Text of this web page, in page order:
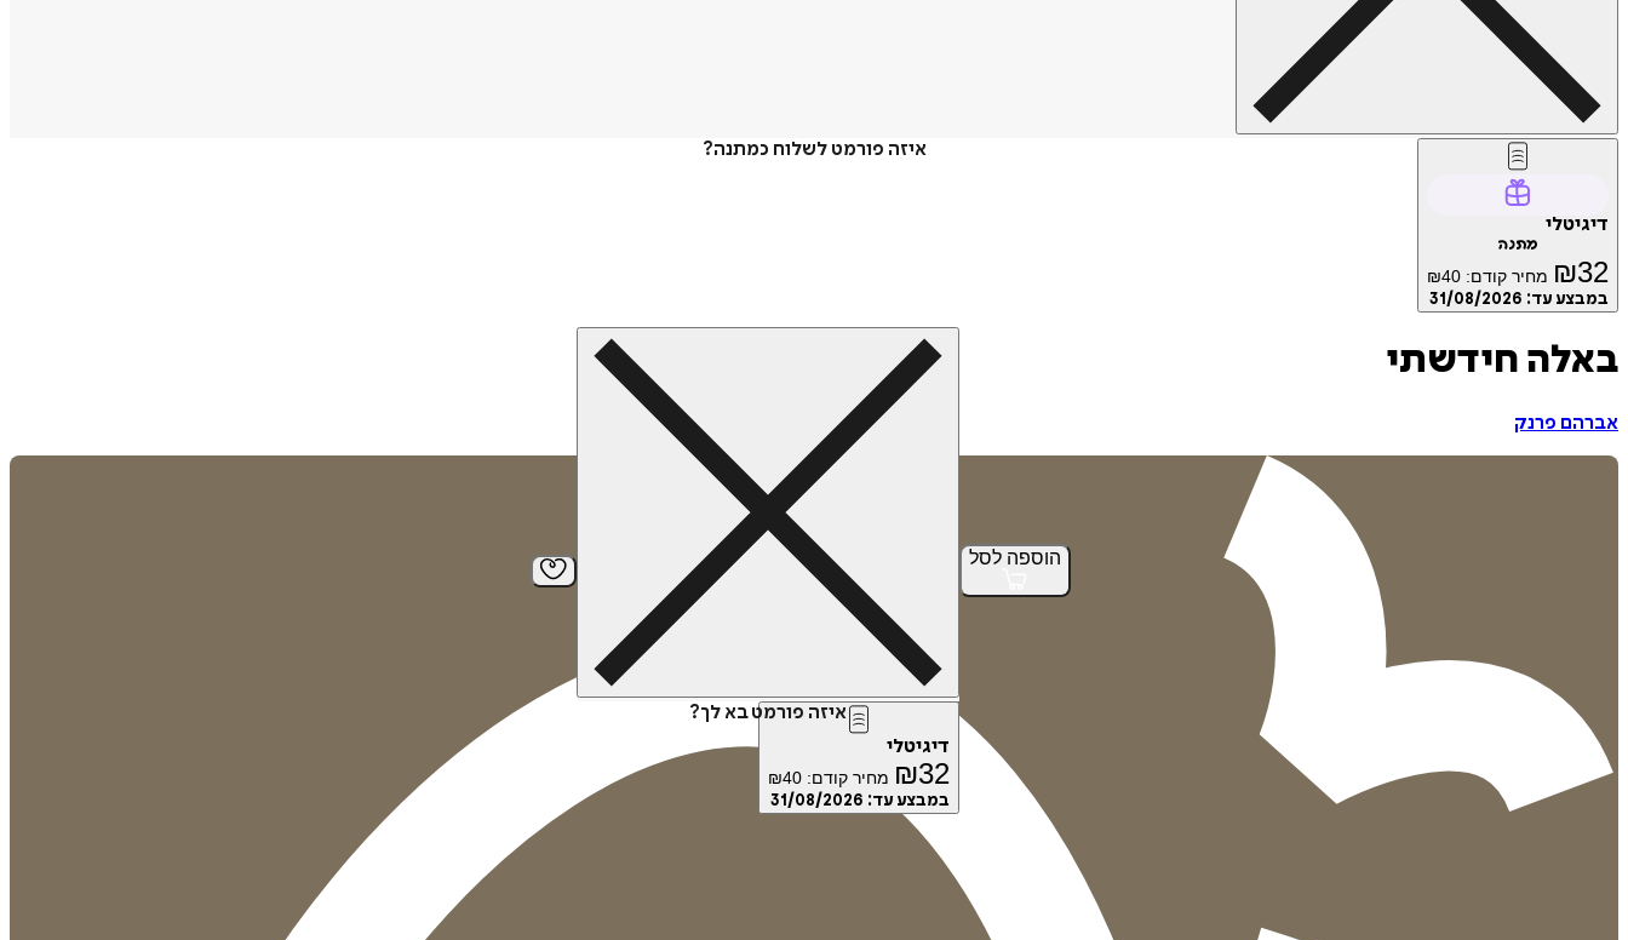
איזה פורמט לשלוח כמתנה?
דיגיטלי
מתנה
₪32 מחיר קודם: ₪40
במבצע עד: 31/08/2026
הוספה לסל
איזה פורמט בא לך?
דיגיטלי
₪32 מחיר קודם: ₪40
במבצע עד: 31/08/2026
באלה חידשתי
אברהם פרנק